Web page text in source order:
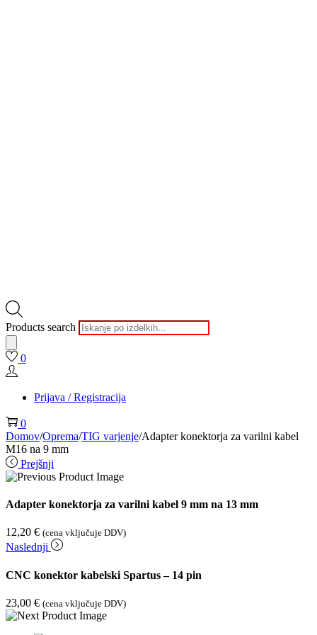
Products search
0
Prijava / Registracija
0
Domov/Oprema/TIG varjenje/Adapter konektorja za varilni kabel
M16 na 9 mm
Prejšnji
Adapter konektorja za varilni kabel 9 mm na 13 mm
12,20 € (cena vključuje DDV)
Naslednji
CNC konektor kabelski Spartus – 14 pin
23,00 € (cena vključuje DDV)